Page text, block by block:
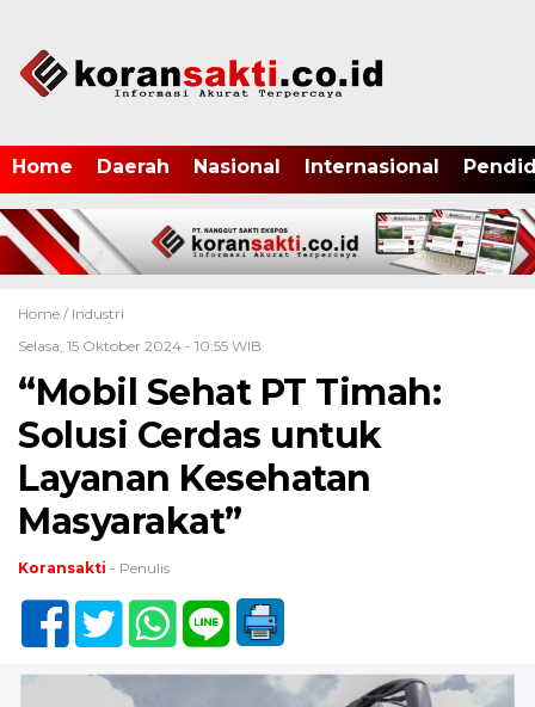
Home Daerah Nasional Internasional
Home / Industri
Selasa, 15 Oktober 2024 - 10:55 WIB
“Mobil Sehat PT Timah:
Solusi Cerdas untuk
Layanan Kesehatan
Masyarakat”
Koransakti - Penulis